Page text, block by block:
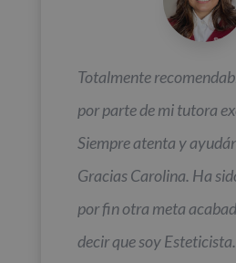
Totalmente
por parte de mi tutora
Siempre atenta y
Gracias Carolina. Ha
por fin otra meta
decir que soy